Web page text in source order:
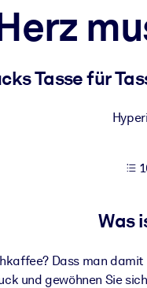
Business-Wissen.
Systeme zu optimieren.
Tasse für
Was
Dass man
und gewöhnen Sie